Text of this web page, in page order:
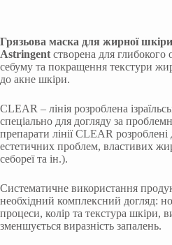
Грязьова маска для жирної
Astringent створена для
себуму та покращення текстури
до акне шкіри.
CLEAR – лінія розроблена
спеціально для догляду за
препарати лінії CLEAR
естетичних проблем, властивих
себореї та ін.).
Систематичне використання
необхідний комплексний догляд:
процеси, колір та текстура шкіри,
зменшується виразність запалень.